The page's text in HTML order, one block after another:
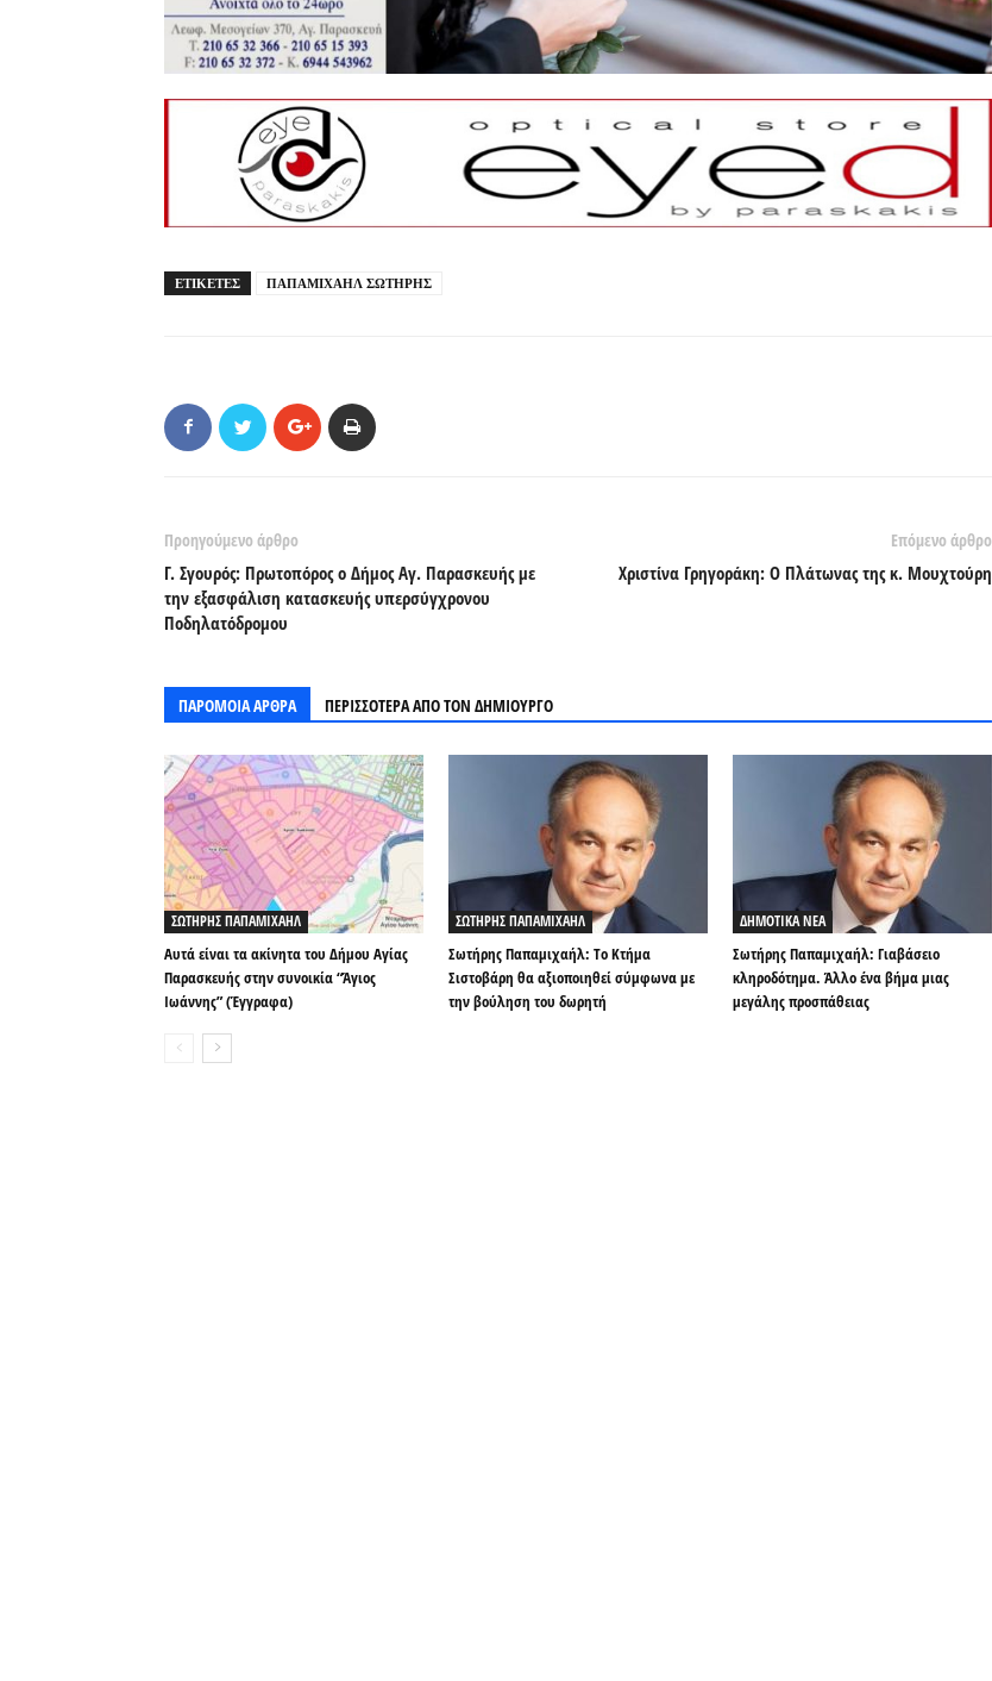
ΕΤΙΚΕΤΕΣ ΠΑΠΑΜΙΧΑΗΛ ΣΩΤΗΡΗΣ
Προηγούμενο άρθρο
Γ. Σγουρός: Πρωτοπόρος ο Δήμος Αγ. Παρασκευής με
την εξασφάλιση κατασκευής υπερσύγχρονου
Ποδηλατόδρομου
Επόμενο άρθρο
Χριστίνα Γρηγοράκη: Ο Πλάτωνας της κ. Μουχτούρη
ΠΑΡΟΜΟΙΑ ΑΡΘΡΑ ΠΕΡΙΣΣΟΤΕΡΑ ΑΠΟ ΤΟΝ ΔΗΜΙΟΥΡΓΟ
ΣΩΤΗΡΗΣ ΠΑΠΑΜΙΧΑΗΛ
Αυτά είναι τα ακίνητα του Δήμου Αγίας
Παρασκευής στην συνοικία “Άγιος
Ιωάννης” (Έγγραφα)
ΣΩΤΗΡΗΣ ΠΑΠΑΜΙΧΑΗΛ
Σωτήρης Παπαμιχαήλ: Τo Kτήμα
Σιστοβάρη θα αξιοποιηθεί σύμφωνα με
την βούληση του δωρητή
ΔΗΜΟΤΙΚΑ ΝΕΑ
Σωτήρης Παπαμιχαήλ: Γιαβάσειο
κληροδότημα. Άλλο ένα βήμα μιας
μεγάλης προσπάθειας